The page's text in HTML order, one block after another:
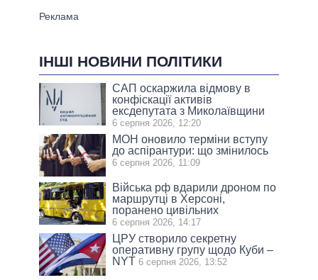
ІНШІ НОВИНИ ПОЛІТИКИ
САП оскаржила відмову в
конфіскації активів
ексдепутата з Миколаївщини
6 серпня 2026, 12:20
МОН оновило терміни вступу
до аспірантури: що змінилось
6 серпня 2026, 11:09
Війська рф вдарили дроном по
маршрутці в Херсоні,
поранено цивільних
6 серпня 2026, 14:17
ЦРУ створило секретну
оперативну групу щодо Куби –
NYT 6 серпня 2026, 13:52